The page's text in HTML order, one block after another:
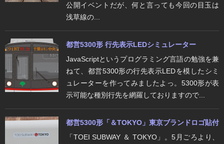
公開イベントだが、何と言っても今回の目玉は
浅草線の...
都営5300形 行先表示LEDシミュレーター
JavaScriptというプログラミング言語の勉強を兼
ねて、都営5300形の行先表示LEDを模したシミ
ュレーターを作ってみましたよっ。5300形が表
示可能な種別行先を網羅しておりますので...
都営5300形「＆TOKYO」東京ブランドロゴ貼付
「TOEI SUBWAY ＆ TOKYO」。5月ごろより、